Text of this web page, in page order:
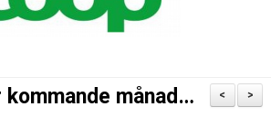
>
<
månad…